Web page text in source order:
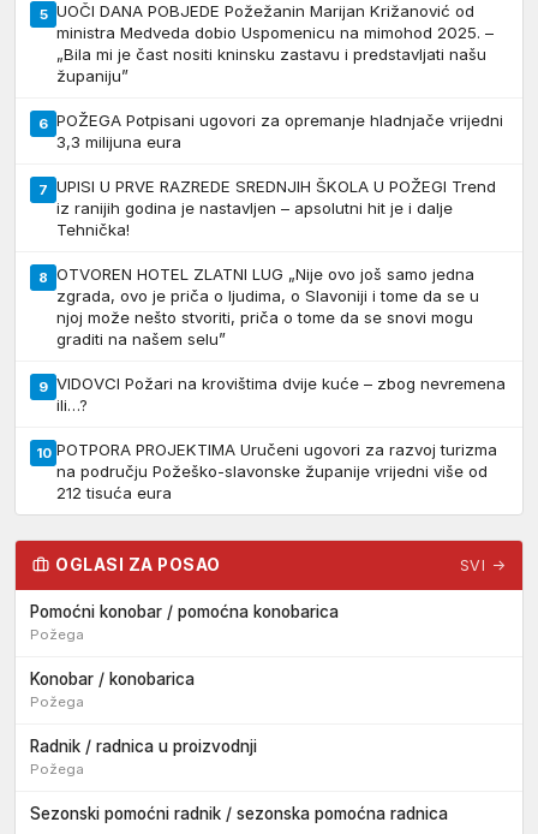
5 UOČI DANA POBJEDE Požežanin Marijan Križanović od
ministra Medveda dobio Uspomenicu na mimohod 2025. –
„Bila mi je čast nositi kninsku zastavu i predstavljati našu
županiju”
6 POŽEGA Potpisani ugovori za opremanje hladnjače vrijedni
3,3 milijuna eura
7 UPISI U PRVE RAZREDE SREDNJIH ŠKOLA U POŽEGI Trend
iz ranijih godina je nastavljen – apsolutni hit je i dalje
Tehnička!
8 OTVOREN HOTEL ZLATNI LUG „Nije ovo još samo jedna
zgrada, ovo je priča o ljudima, o Slavoniji i tome da se u
njoj može nešto stvoriti, priča o tome da se snovi mogu
graditi na našem selu”
9 VIDOVCI Požari na krovištima dvije kuće – zbog nevremena
ili…?
10 POTPORA PROJEKTIMA Uručeni ugovori za razvoj turizma
na području Požeško-slavonske županije vrijedni više od
212 tisuća eura
OGLASI ZA POSAO SVI →
Pomoćni konobar / pomoćna konobarica
Požega
Konobar / konobarica
Požega
Radnik / radnica u proizvodnji
Požega
Sezonski pomoćni radnik / sezonska pomoćna radnica